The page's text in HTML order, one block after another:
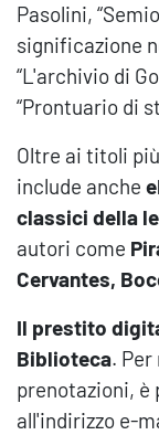
Pasolini,
significazione
“L'archivio di
“Prontuario di
Oltre ai titoli
include anche
classici della
autori come
Cervantes,
Il prestito
Biblioteca.
prenotazioni,
all'indirizzo e-